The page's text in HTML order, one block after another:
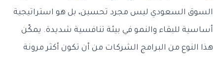
السوق السعودي ليس مجرد تحسين، بل هو استراتيجية
أساسية للبقاء والنمو في بيئة تنافسية شديدة. يمكّن
هذا النوع من البرامج الشركات من أن تكون أكثر مرونة